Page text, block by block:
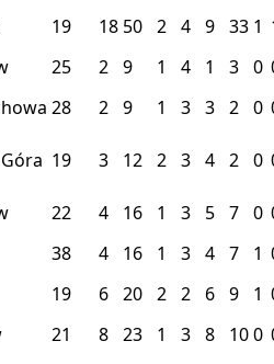
19 18 50 2 4 9 33 1
25 2 9 1 4 1 3 0
28 2 9 1 3 3 2 0
19 3 12 2 3 4 2 0
22 4 16 1 3 5 7 0
38 4 16 1 3 4 7 1
19 6 20 2 2 6 9 1
21 8 23 1 3 8 100